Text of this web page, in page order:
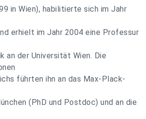
in Wien), habilitierte sich im Jahr
erhielt im Jahr 2004 eine Professur
an der Universität Wien. Die
führten ihn an das Max-Plack-
(PhD und Postdoc) und an die